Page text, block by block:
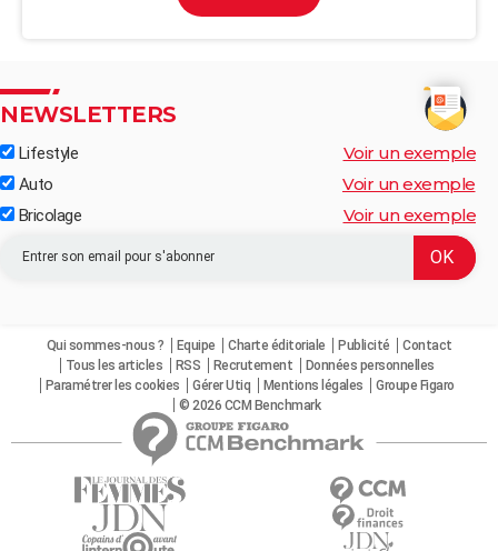
NEWSLETTERS
Lifestyle Voir un exemple
Auto Voir un exemple
Bricolage Voir un exemple
Qui sommes-nous ? Equipe Charte éditoriale Publicité
Contact
Tous les articles
RSS Recrutement
Données personnelles
Paramétrer les cookies
Gérer Utiq Mentions légales
Groupe Figaro
© 2026 CCM Benchmark